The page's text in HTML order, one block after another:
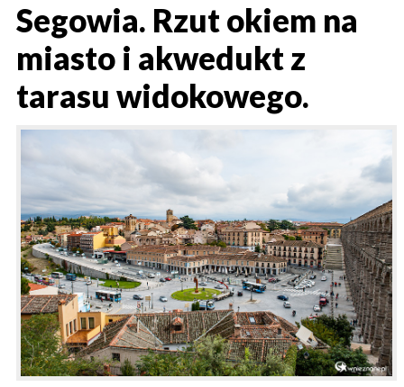
Segowia. Rzut okiem na
miasto i akwedukt z
tarasu widokowego.